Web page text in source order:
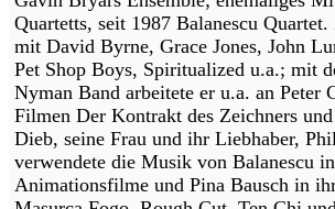
Quartetts, seit 1987 Balanescu Quartet.
mit David Byrne, Grace Jones, John
Pet Shop Boys, Spiritualized u.a.; mit
Nyman Band arbeitete er u.a. an Peter
Filmen Der Kontrakt des Zeichners
Dieb, seine Frau und ihr Liebhaber,
verwendete die Musik von Balanescu
Animationsfilme und Pina Bausch in